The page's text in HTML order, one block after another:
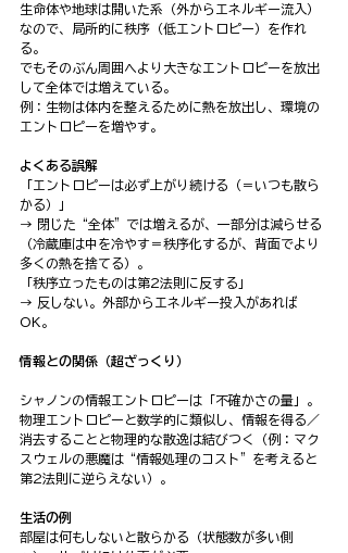
生命体や地球は開いた系（外からエネルギー流入）
なので、局所的に秩序（低エントロピー）を作れ
る。
でもそのぶん周囲へより大きなエントロピーを放出
して全体では増えている。
例：生物は体内を整えるために熱を放出し、環境の
エントロピーを増やす。
よくある誤解
「エントロピーは必ず上がり続ける（＝いつも散ら
かる）」
→ 閉じた“全体”では増えるが、一部分は減らせる
（冷蔵庫は中を冷やす＝秩序化するが、背面でより
多くの熱を捨てる）。
「秩序立ったものは第2法則に反する」
→ 反しない。外部からエネルギー投入があれば
OK。
情報との関係（超ざっくり）
シャノンの情報エントロピーは「不確かさの量」。
物理エントロピーと数学的に類似し、情報を得る／
消去することと物理的な散逸は結びつく（例：マク
スウェルの悪魔は“情報処理のコスト”を考えると
第2法則に逆らえない）。
生活の例
部屋は何もしないと散らかる（状態数が多い側